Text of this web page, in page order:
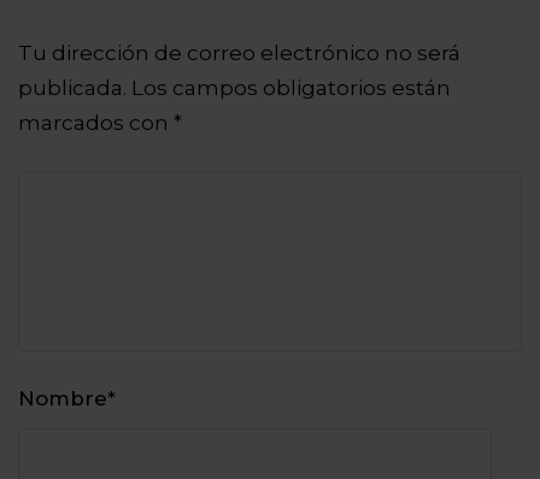
Tu dirección de correo electrónico no será
publicada. Los campos obligatorios están
marcados con *
Nombre*